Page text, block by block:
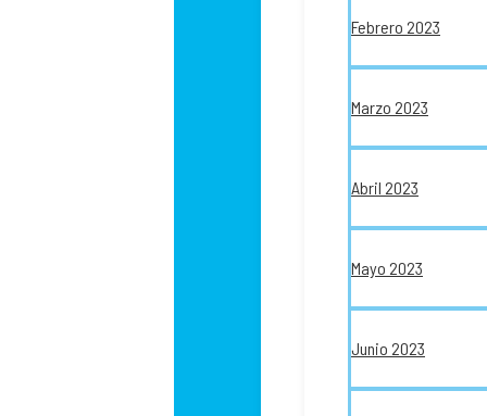
Febrero 2023
Marzo 2023
Abril 2023
Mayo 2023
Junio 2023